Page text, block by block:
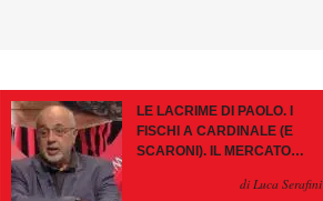
LE LACRIME DI PAOLO. I
FISCHI A CARDINALE (E
SCARONI). IL MERCATO
PAZIENZA, SE RESTA È
di Luca Serafini